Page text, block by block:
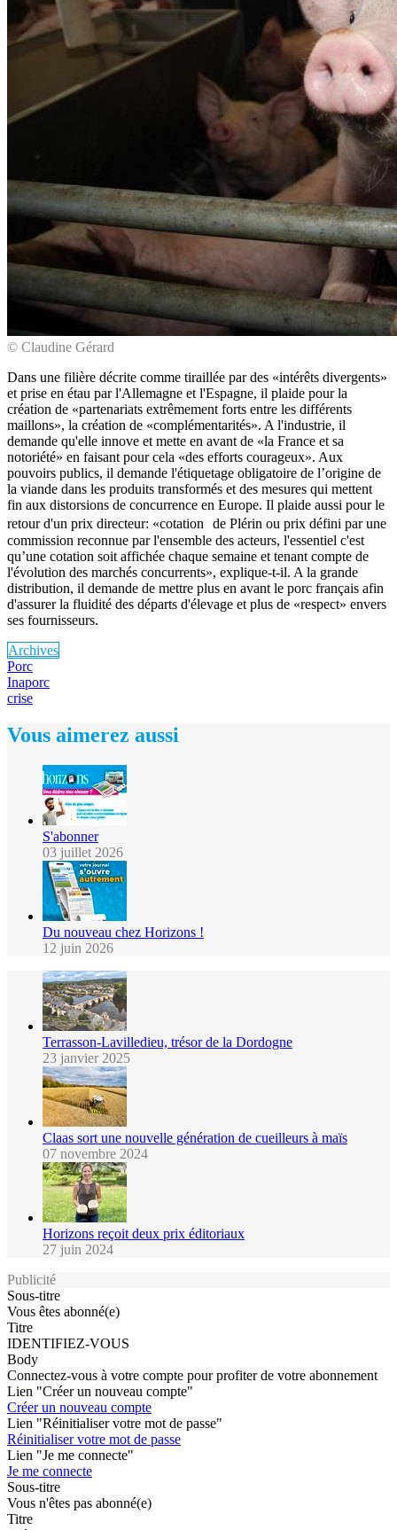
© Claudine Gérard
Dans une filière décrite comme tiraillée par des «intérêts divergents»
et prise en étau par l'Allemagne et l'Espagne, il plaide pour la
création de «partenariats extrêmement forts entre les différents
maillons», la création de «complémentarités». A l'industrie, il
demande qu'elle innove et mette en avant de «la France et sa
notoriété» en faisant pour cela «des efforts courageux». Aux
pouvoirs publics, il demande l'étiquetage obligatoire de l’origine de
la viande dans les produits transformés et des mesures qui mettent
fin aux distorsions de concurrence en Europe. Il plaide aussi pour le
retour d'un prix directeur: «cotation de Plérin ou prix défini par une
commission reconnue par l'ensemble des acteurs, l'essentiel c'est
qu’une cotation soit affichée chaque semaine et tenant compte de
l'évolution des marchés concurrents», explique-t-il. A la grande
distribution, il demande de mettre plus en avant le porc français afin
d'assurer la fluidité des départs d'élevage et plus de «respect» envers
ses fournisseurs.
Archives
Porc
Inaporc
crise
Vous aimerez aussi
S'abonner
03 juillet 2026
Du nouveau chez Horizons !
12 juin 2026
Terrasson-Lavilledieu, trésor de la Dordogne
23 janvier 2025
Claas sort une nouvelle génération de cueilleurs à maïs
07 novembre 2024
Horizons reçoit deux prix éditoriaux
27 juin 2024
Publicité
Sous-titre
Vous êtes abonné(e)
Titre
IDENTIFIEZ-VOUS
Body
Connectez-vous à votre compte pour profiter de votre abonnement
Lien "Créer un nouveau compte"
Créer un nouveau compte
Lien "Réinitialiser votre mot de passe"
Réinitialiser votre mot de passe
Lien "Je me connecte"
Je me connecte
Sous-titre
Vous n'êtes pas abonné(e)
Titre